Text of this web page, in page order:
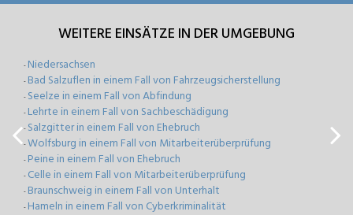
WEITERE EINSÄTZE IN DER UMGEBUNG
- Niedersachsen
- Bad Salzuflen in einem Fall von Fahrzeugsicherstellung
- Seelze in einem Fall von Abfindung
- Lehrte in einem Fall von Sachbeschädigung
- Salzgitter in einem Fall von Ehebruch
-Wolfsburg in einem Fall von Mitarbeiterüberprüfung
- Peine in einem Fall von Ehebruch
- Celle in einem Fall von Mitarbeiterüberprüfung
- Braunschweig in einem Fall von Unterhalt
- Hameln in einem Fall von Cyberkriminalität